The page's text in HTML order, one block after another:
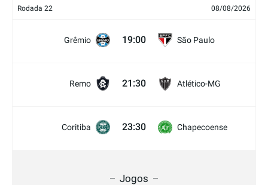
Rodada 22 08/08/2026
Grêmio 19:00 São Paulo
Remo 21:30 Atlético-MG
Coritiba 23:30 Chapecoense
Jogos